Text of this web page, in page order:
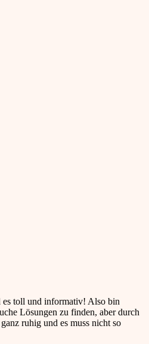
toll und informativ! Also bin
Lösungen zu finden, aber durch
ruhig und es muss nicht so